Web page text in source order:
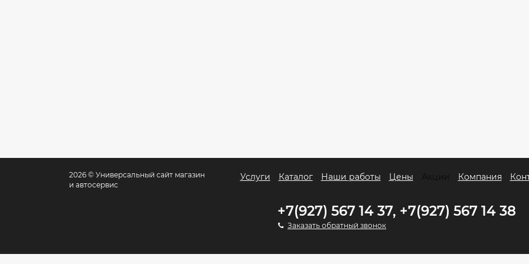
2026 © Универсальный сайт магазин
и автосервис
Услуги Каталог Наши работы Цены Компания
+7(927) 567 14 37, +7(927) 567 14 38
Заказать обратный звонок